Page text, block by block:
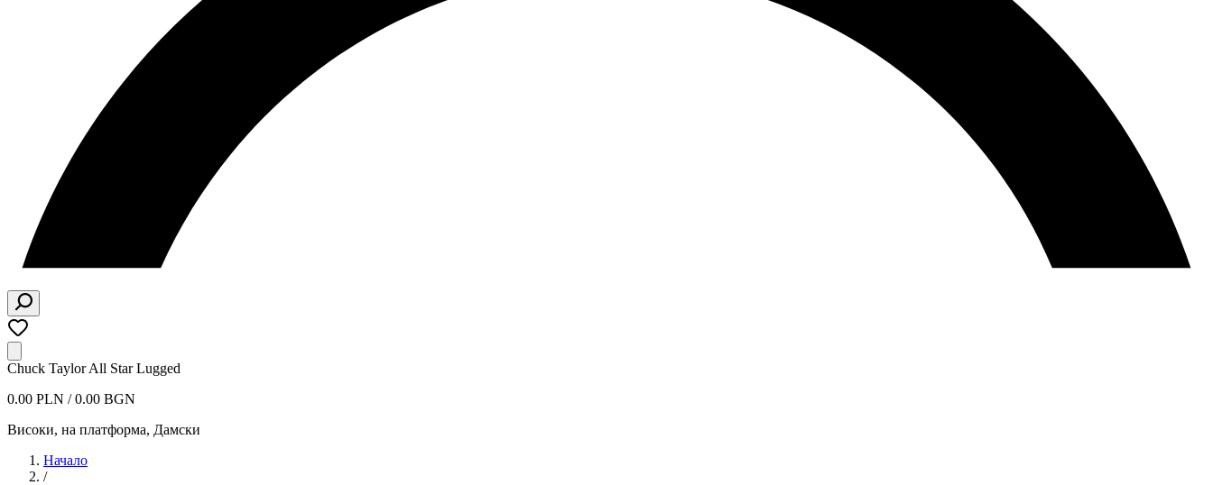
Chuck Taylor All Star Lugged
0.00 PLN / 0.00 BGN
Високи, на платформа, Дамски
Начало
/